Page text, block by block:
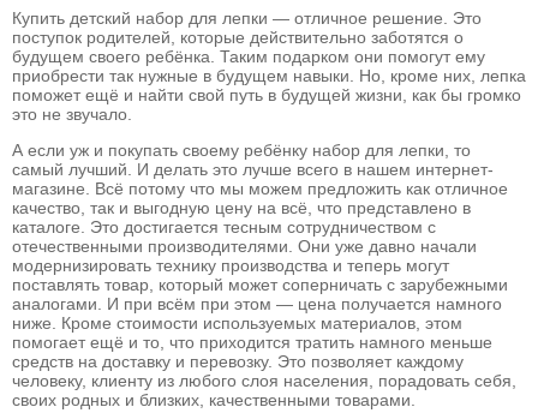
Купить детский набор для лепки — отличное решение. Это
поступок родителей, которые действительно заботятся о
будущем своего ребёнка. Таким подарком они помогут ему
приобрести так нужные в будущем навыки. Но, кроме них, лепка
поможет ещё и найти свой путь в будущей жизни, как бы громко
это не звучало.
А если уж и покупать своему ребёнку набор для лепки, то
самый лучший. И делать это лучше всего в нашем интернет-
магазине. Всё потому что мы можем предложить как отличное
качество, так и выгодную цену на всё, что представлено в
каталоге. Это достигается тесным сотрудничеством с
отечественными производителями. Они уже давно начали
модернизировать технику производства и теперь могут
поставлять товар, который может соперничать с зарубежными
аналогами. И при всём при этом — цена получается намного
ниже. Кроме стоимости используемых материалов, этом
помогает ещё и то, что приходится тратить намного меньше
средств на доставку и перевозку. Это позволяет каждому
человеку, клиенту из любого слоя населения, порадовать себя,
своих родных и близких, качественными товарами.